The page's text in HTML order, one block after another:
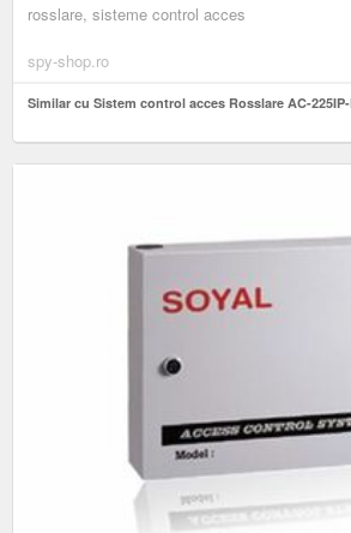
rosslare, sisteme control acces
spy-shop.ro
Similar cu Sistem control acces Rosslare AC-